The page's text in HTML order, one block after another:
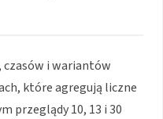
i wariantów
które agregują liczne
przeglądy 10, 13 i 30